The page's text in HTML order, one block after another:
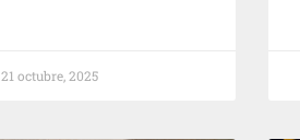
21 octubre, 2025